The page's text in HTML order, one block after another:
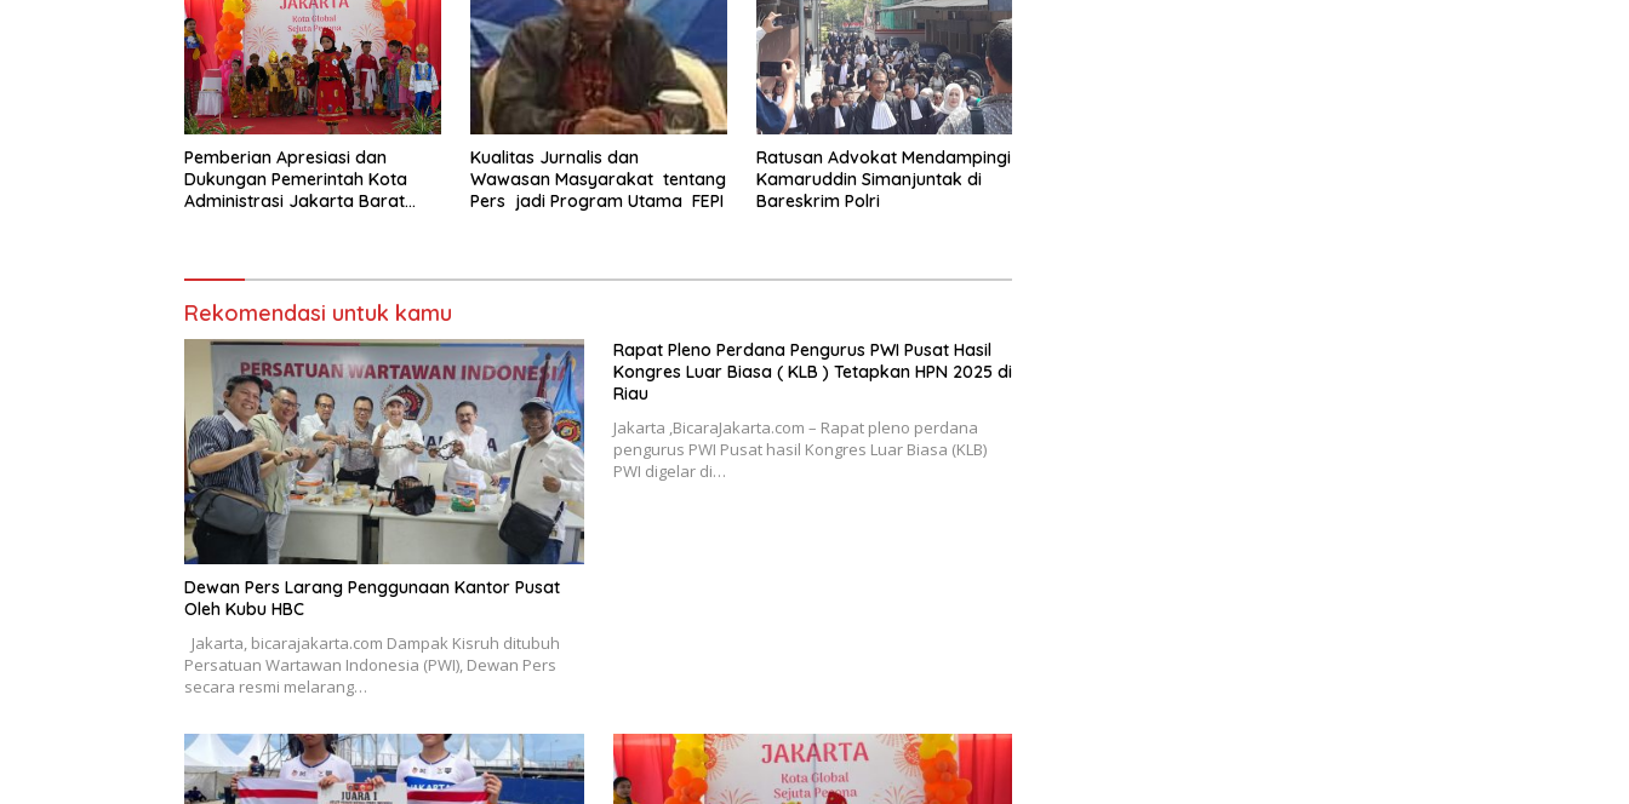
Pemberian Apresiasi dan
Dukungan Pemerintah Kota
Administrasi Jakarta Barat
dan Anak ( SAPA )
Kualitas Jurnalis dan
Wawasan Masyarakat tentang
Pers jadi Program Utama FEPI
Ratusan Advokat Mendampingi
Kamaruddin Simanjuntak di
Bareskrim Polri
Rekomendasi untuk kamu
Dewan Pers Larang Penggunaan Kantor Pusat
Oleh Kubu HBC
Jakarta, bicarajakarta.com Dampak Kisruh ditubuh
Persatuan Wartawan Indonesia (PWI), Dewan Pers
secara resmi melarang…
Rapat Pleno Perdana Pengurus PWI Pusat Hasil
Kongres Luar Biasa ( KLB ) Tetapkan HPN 2025 di
Riau
Jakarta ,BicaraJakarta.com – Rapat pleno perdana
pengurus PWI Pusat hasil Kongres Luar Biasa (KLB)
PWI digelar di…